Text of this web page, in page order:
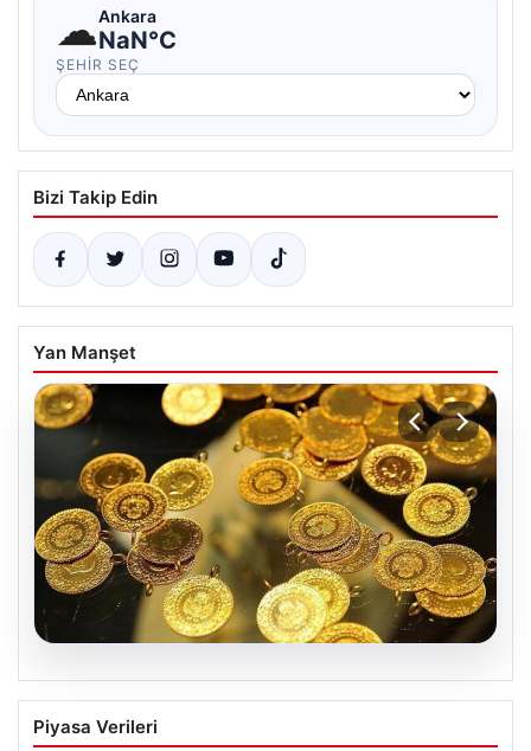
☁Ankara
NaN°C
ŞEHIR SEÇ
Bizi Takip Edin
Yan Manşet
07.08.2026
Altın fiyatları canlı 7 Nisan 2026: Altın
fiyatları bugün ne kadar oldu?
Piyasa Verileri